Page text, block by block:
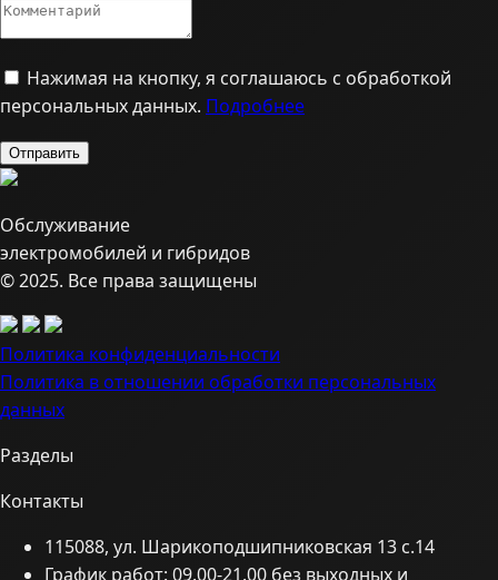
Нажимая на кнопку, я соглашаюсь с обработкой
персональных данных. Подробнее
Обслуживание
электромобилей и гибридов
© 2025. Все права защищены
Политика конфиденциальности
Политика в отношении обработки персональных
данных
Разделы
Контакты
115088, ул. Шарикоподшипниковская 13 с.14
График работ: 09.00-21.00 без выходных и